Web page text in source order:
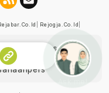
Rejogja.co.id
Dewan Pers
K/XII/2022